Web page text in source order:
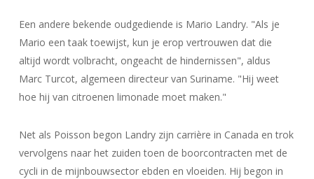
Een andere bekende oudgediende is Mario Landry. "Als je
Mario een taak toewijst, kun je erop vertrouwen dat die
altijd wordt volbracht, ongeacht de hindernissen", aldus
Marc Turcot, algemeen directeur van Suriname. "Hij weet
hoe hij van citroenen limonade moet maken."
Net als Poisson begon Landry zijn carrière in Canada en trok
vervolgens naar het zuiden toen de boorcontracten met de
cycli in de mijnbouwsector ebden en vloeiden. Hij begon in